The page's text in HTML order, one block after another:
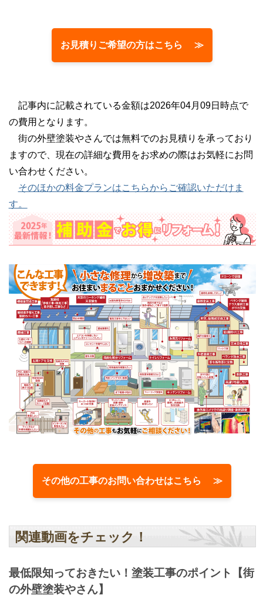
お見積りご希望の方はこちら ≫
記事内に記載されている金額は2026年04月09日時点で
の費用となります。
街の外壁塗装やさんでは無料でのお見積りを承っており
ますので、現在の詳細な費用をお求めの際はお気軽にお問
い合わせください。
そのほかの料金プランはこちらからご確認いただけま
す。
その他の工事のお問い合わせはこちら ≫
関連動画をチェック！
最低限知っておきたい！塗装工事のポイント【街
の外壁塗装やさん】